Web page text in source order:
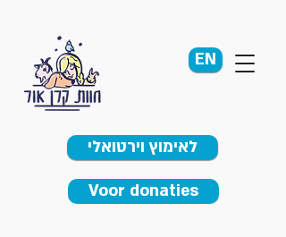
לאימוץ וירטואלי
EN
Voor donaties